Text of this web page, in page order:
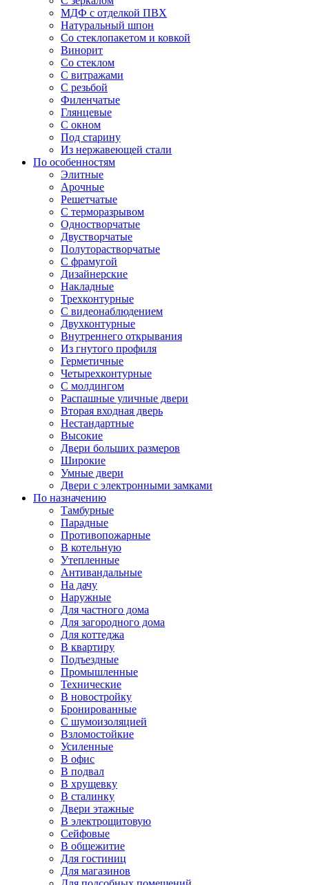
МДФ с отделкой ПВХ
Натуральный шпон
Со стеклопакетом и ковкой
Винорит
Со стеклом
С витражами
С резьбой
Филенчатые
Глянцевые
С окном
Под старину
Из нержавеющей стали
По особенностям
Элитные
Арочные
Решетчатые
С терморазрывом
Одностворчатые
Двустворчатые
Полуторастворчатые
С фрамугой
Дизайнерские
Накладные
Трехконтурные
С видеонаблюдением
Двухконтурные
Внутреннего открывания
Из гнутого профиля
Герметичные
Четырехконтурные
С молдингом
Распашные уличные двери
Вторая входная дверь
Нестандартные
Высокие
Двери больших размеров
Широкие
Умные двери
Двери с электронными замками
По назначению
Тамбурные
Парадные
Противопожарные
В котельную
Утепленные
Антивандальные
На дачу
Наружные
Для частного дома
Для загородного дома
Для коттеджа
В квартиру
Подъездные
Промышленные
Технические
В новостройку
Бронированные
С шумоизоляцией
Взломостойкие
Усиленные
В офис
В подвал
В хрущевку
В сталинку
Двери этажные
В электрощитовую
Сейфовые
В общежитие
Для гостиниц
Для магазинов